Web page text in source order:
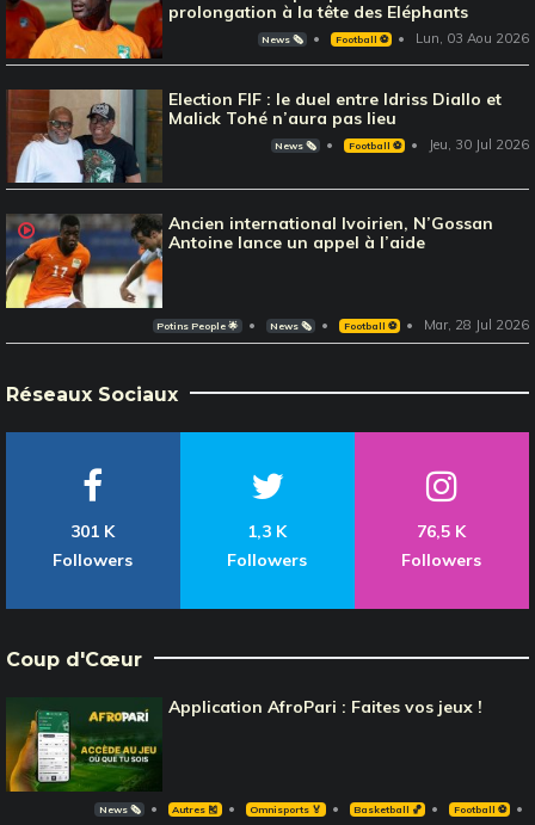
prolongation à la tête des Eléphants
News 🗞️ Football ⚽️ Lun, 03 Aou 2026
Election FIF : le duel entre Idriss Diallo et
Malick Tohé n’aura pas lieu
News 🗞️ Football ⚽️ Jeu, 30 Jul 2026
Ancien international Ivoirien, N’Gossan
Antoine lance un appel à l’aide
Potins People 🌟 News 🗞️ Football ⚽️ Mar, 28 Jul 2026
Réseaux Sociaux
301 K
Followers
1,3 K
Followers
76,5 K
Followers
Coup d'Cœur
Application AfroPari : Faites vos jeux !
News 🗞️ Autres 🎽 Omnisports 🏅 Basketball 🏀 Football ⚽️